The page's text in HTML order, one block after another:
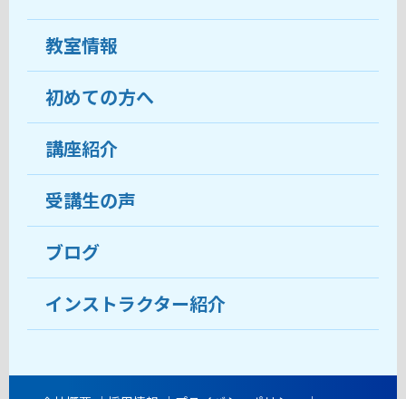
教室情報
教室について
受講生の声
おすすめ・人気の講座
目的から講座を探す
教室ブログ
初めての方へ
ココがおすすめ
料金
受講までの流れ
よくあるご質問
講座紹介
受講生の声
ブログ
インストラクター紹介